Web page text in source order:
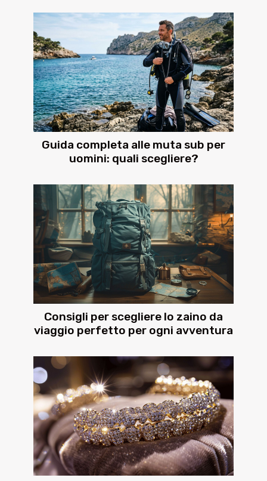
Guida completa alle muta sub per
uomini: quali scegliere?
Consigli per scegliere lo zaino da
viaggio perfetto per ogni avventura